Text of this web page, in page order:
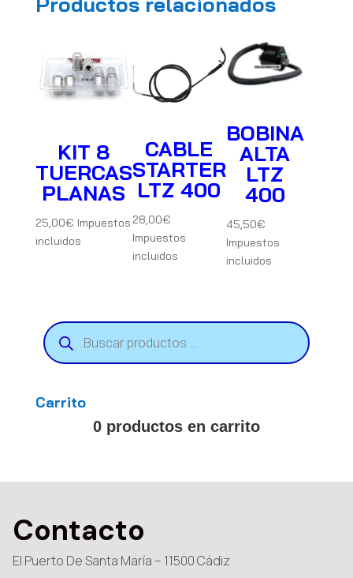
KIT 8
TUERCAS
PLANAS
25,00€ Impuestos
incluidos
CABLE
STARTER
LTZ 400
28,00€
Impuestos
incluidos
BOBINA
ALTA
LTZ
400
45,50€
Impuestos
incluidos
Búsqueda
de
productos
Carrito
0 productos en carrito
Contacto
El Puerto De Santa María – 11500 Cádiz